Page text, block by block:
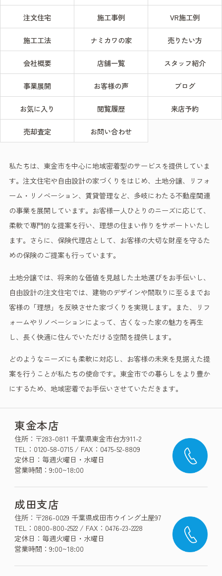
注文住宅 施工事例 VR施工例
施工工法 ナミカワの家 売りたい方
会社概要 店舗一覧 スタッフ紹介
事業展開 お客様の声 ブログ
お気に入り 閲覧履歴 来店予約
売却査定 お問い合わせ
私たちは、東金市を中心に地域密着型のサービスを提供していま
す。注文住宅や自由設計の家づくりをはじめ、土地分譲、リフォ
ーム・リノベーション、賃貸管理など、多岐にわたる不動産関連
の事業を展開しています。お客様一人ひとりのニーズに応じて、
柔軟で専門的な提案を行い、理想の住まい作りをサポートいたし
ます。さらに、保険代理店として、お客様の大切な財産を守るた
めの保険のご提案も行っています。
土地分譲では、将来的な価値を見越した土地選びをお手伝いし、
自由設計の注文住宅では、建物のデザインや間取りに至るまでお
客様の「理想」を反映させた家づくりを実現します。また、リフ
ォームやリノベーションによって、古くなった家の魅力を再生
し、長く快適に住んでいただける空間を提供します。
どのようなニーズにも柔軟に対応し、お客様の未来を見据えた提
案を行うことが私たちの使命です。東金市での暮らしをより豊か
にするため、地域密着でお手伝いさせていただきます。
東金本店
住所：〒283-0811 千葉県東金市台方911-2
TEL：0120-58-0715 / FAX：0475-52-8809
定休日：毎週火曜日・水曜日
営業時間：9:00~18:00
成田支店
住所：〒286-0029 千葉県成田市ウイング土屋97
TEL：0800-800-2522 / FAX：0476-23-2228
定休日：毎週火曜日・水曜日
営業時間：9:00~18:00